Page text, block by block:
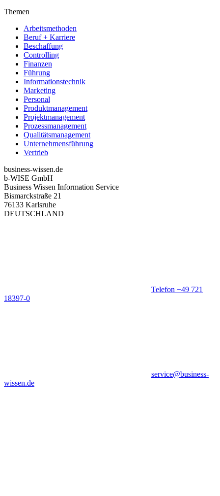
Themen
Arbeitsmethoden
Beruf + Karriere
Beschaffung
Controlling
Finanzen
Führung
Informationstechnik
Marketing
Personal
Produktmanagement
Projektmanagement
Prozessmanagement
Qualitätsmanagement
Unternehmensführung
Vertrieb
business-wissen.de
b-WISE GmbH
Business Wissen Information Service
Bismarckstraße 21
76133 Karlsruhe
DEUTSCHLAND
Telefon +49 721
18397-0
service@business-
wissen.de